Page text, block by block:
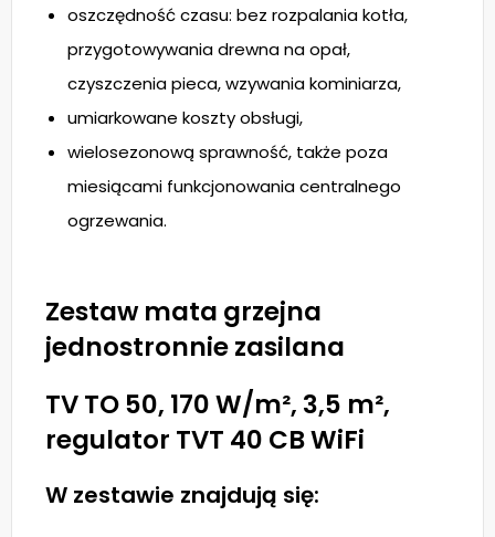
oszczędność czasu: bez rozpalania kotła,
przygotowywania drewna na opał,
czyszczenia pieca, wzywania kominiarza,
umiarkowane koszty obsługi,
wielosezonową sprawność, także poza
miesiącami funkcjonowania centralnego
ogrzewania.
Zestaw mata grzejna
jednostronnie zasilana
TV TO 50, 170 W/m², 3,5 m²,
regulator TVT 40 CB WiFi
W zestawie znajdują się: